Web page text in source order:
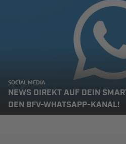
SOCIAL MEDIA
NEWS DIREKT AUF DEIN
DEN BFV-WHATSAPP-KANAL!